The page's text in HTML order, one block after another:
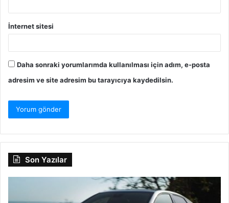
İnternet sitesi
Daha sonraki yorumlarımda kullanılması için adım, e-posta
adresim ve site adresim bu tarayıcıya kaydedilsin.
Son Yazılar